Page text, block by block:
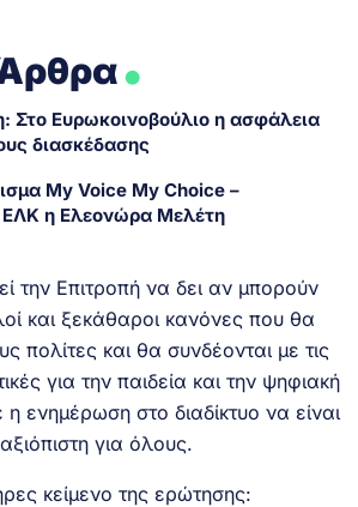
.
Στο Ευρωκοινοβούλιο η ασφάλεια
διασκέδασης
My Voice My Choice –
ΕΛΚ η Ελεονώρα Μελέτη
την Επιτροπή να δει αν μπορούν
και ξεκάθαροι κανόνες που θα
πολίτες και θα συνδέονται με τις
για την παιδεία και την ψηφιακή
ενημέρωση στο διαδίκτυο να είναι
για όλους.
κείμενο της ερώτησης: